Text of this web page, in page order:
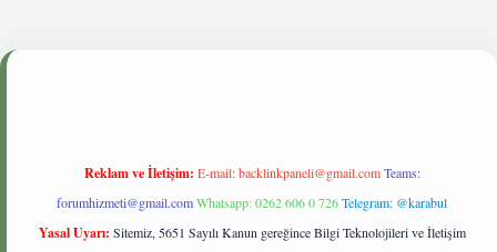
Reklam ve İletişim: E-mail:backlinkpaneli@gmail.com Teams:
forumhizmeti@gmail.comWhatsapp: 0262 606 0 726Telegram: @karabul
Yasal Uyarı: Sitemiz, 5651 Sayılı Kanun gereğince Bilgi Teknolojileri ve İletişim